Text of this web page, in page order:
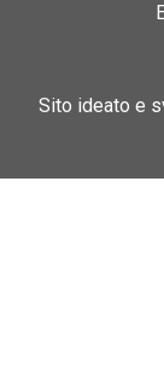
Sito ideato e